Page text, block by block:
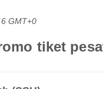
GMT+0
tiket